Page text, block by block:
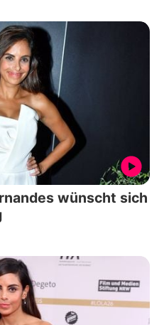
wünscht sich